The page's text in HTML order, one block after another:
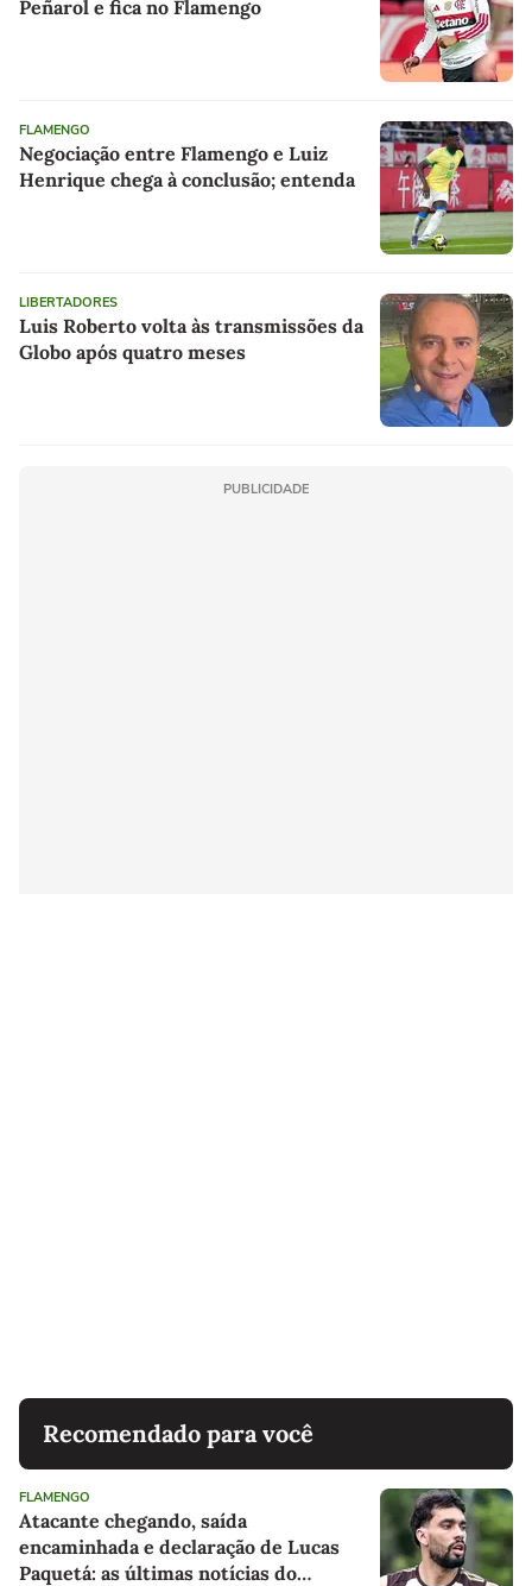
Peñarol e fica no Flamengo
FLAMENGO
Negociação entre Flamengo e Luiz
Henrique chega à conclusão; entenda
LIBERTADORES
Luis Roberto volta às transmissões da
Globo após quatro meses
PUBLICIDADE
Recomendado para você
FLAMENGO
Atacante chegando, saída
encaminhada e declaração de Lucas
Paquetá: as últimas notícias do